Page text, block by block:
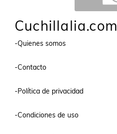
Cuchillalia.com
-Quienes somos
-Contacto
-Política de privacidad
-Condiciones de uso